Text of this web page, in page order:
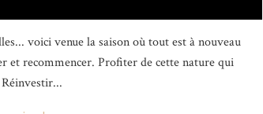
voici venue la saison où tout est à nouveau
et recommencer. Profiter de cette nature qui